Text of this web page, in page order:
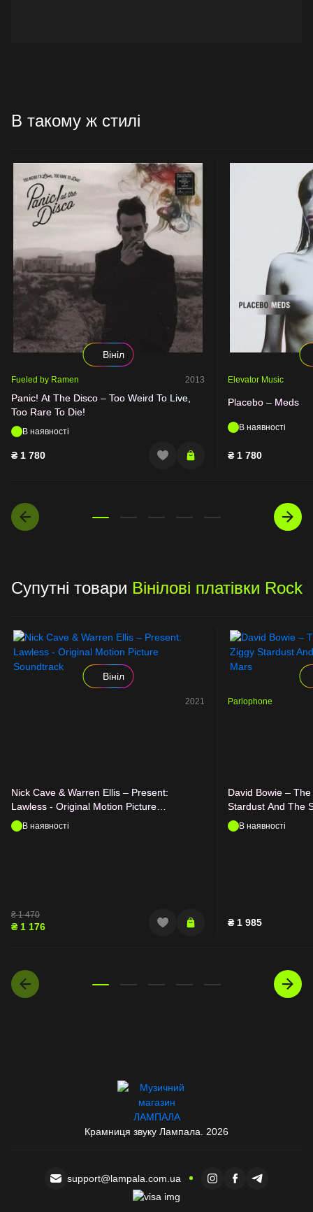
В такому ж стилі
Вініл
Fueled by Ramen 2013
Panic! At The Disco – Too Weird To Live,
Too Rare To Die!
В наявності
₴ 1 780
Elevator Music
Placebo – Meds
В наявності
₴ 1 780
Супутні товари Вінілові платівки Rock
Вініл
2021
Nick Cave & Warren Ellis – Present:
Lawless - Original Motion Picture
Soundtrack
В наявності
₴1 470
₴ 1 176
Parlophone
David Bowie –
Stardust And The
В наявності
₴ 1 985
Крамниця звуку Лампала. 2026
support@lampala.com.ua